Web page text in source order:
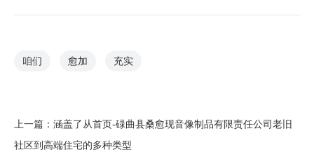
咱们 愈加 充实
上一篇： 涵盖了从首页-碌曲县桑愈现音像制品有限责任公司老旧
社区到高端住宅的多种类型